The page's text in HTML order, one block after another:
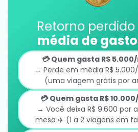
Retorno
média de
💳 Quem gasta R$
→ Perde em média R$
(uma viagem grátis por
💳 Quem gasta R$
→ Você deixa R$ 9.600 por
mesa ✈️ (1 a 2 viagens em